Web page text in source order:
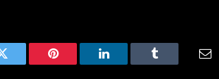
Twitter Pinterest LinkedIn Tumblr